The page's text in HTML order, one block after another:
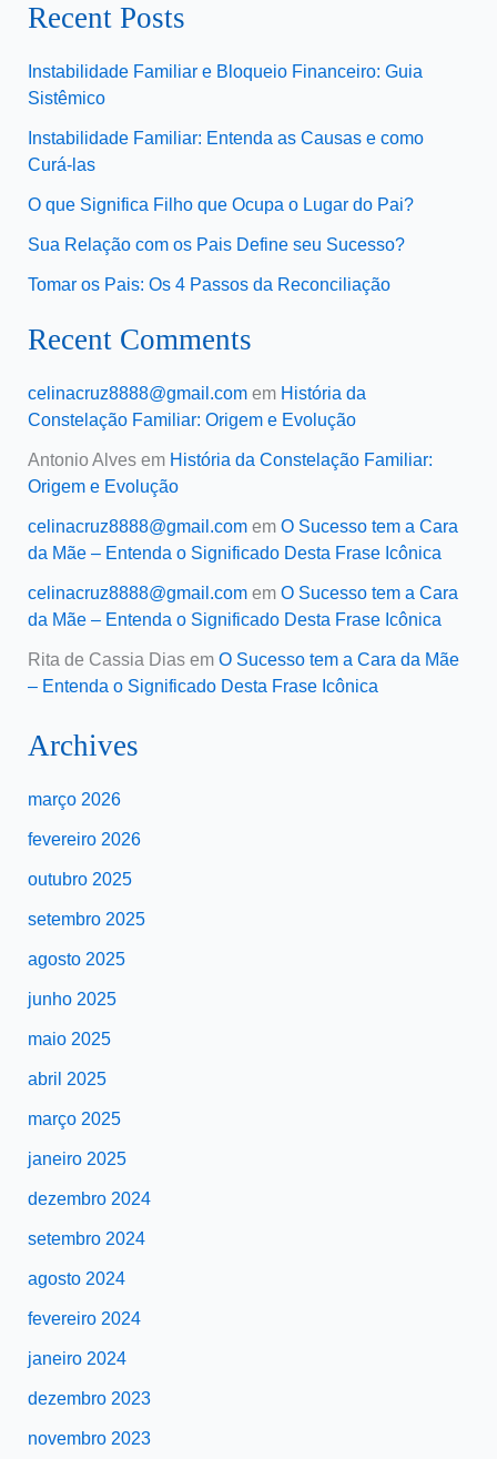
Recent Posts
Instabilidade Familiar e Bloqueio Financeiro: Guia
Sistêmico
Instabilidade Familiar: Entenda as Causas e como
Curá-las
O que Significa Filho que Ocupa o Lugar do Pai?
Sua Relação com os Pais Define seu Sucesso?
Tomar os Pais: Os 4 Passos da Reconciliação
Recent Comments
celinacruz8888@gmail.comem História da
Constelação Familiar: Origem e Evolução
Antonio Alvesem História da Constelação Familiar:
Origem e Evolução
celinacruz8888@gmail.comem O Sucesso tem a Cara
da Mãe – Entenda o Significado Desta Frase Icônica
celinacruz8888@gmail.comem O Sucesso tem a Cara
da Mãe – Entenda o Significado Desta Frase Icônica
Rita de Cassia Diasem O Sucesso tem a Cara da Mãe
– Entenda o Significado Desta Frase Icônica
Archives
março 2026
fevereiro 2026
outubro 2025
setembro 2025
agosto 2025
junho 2025
maio 2025
abril 2025
março 2025
janeiro 2025
dezembro 2024
setembro 2024
agosto 2024
fevereiro 2024
janeiro 2024
dezembro 2023
novembro 2023